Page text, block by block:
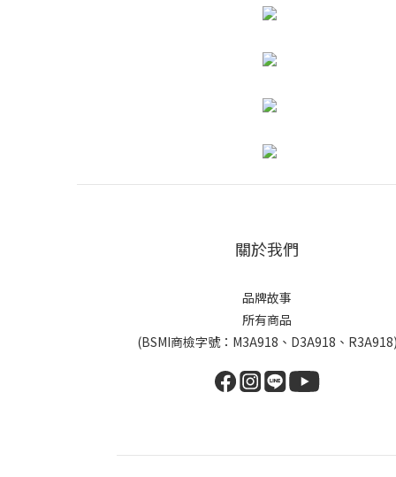
關於我們
品牌故事
所有商品
(BSMI商檢字號：M3A918、D3A918、